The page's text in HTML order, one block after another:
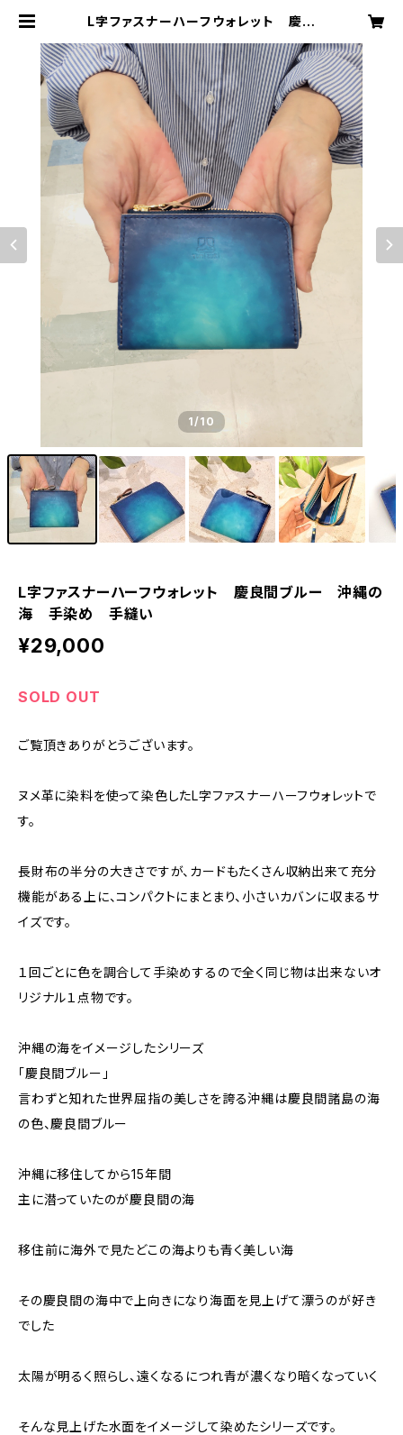
L字ファスナーハーフウォレット 慶良
い | おきなわ革工房 有海月-ゆみづ
き-
1/10
L字ファスナーハーフウォレット 慶良間ブルー 沖縄の
海 手染め 手縫い
¥29,000
SOLD OUT
ご覧頂きありがとうございます。
ヌメ革に染料を使って染色したL字ファスナーハーフウォレットで
す。
長財布の半分の大きさですが、カードもたくさん収納出来て充分
機能がある上に、コンパクトにまとまり、小さいカバンに収まるサ
イズです。
１回ごとに色を調合して手染めするので全く同じ物は出来ないオ
リジナル１点物です。
沖縄の海をイメージしたシリーズ
「慶良間ブルー」
言わずと知れた世界屈指の美しさを誇る沖縄は慶良間諸島の海
の色、慶良間ブルー
沖縄に移住してから15年間
主に潜っていたのが慶良間の海
移住前に海外で見たどこの海よりも青く美しい海
その慶良間の海中で上向きになり海面を見上げて漂うのが好き
でした
太陽が明るく照らし、遠くなるにつれ青が濃くなり暗くなっていく
そんな見上げた水面をイメージして染めたシリーズです。